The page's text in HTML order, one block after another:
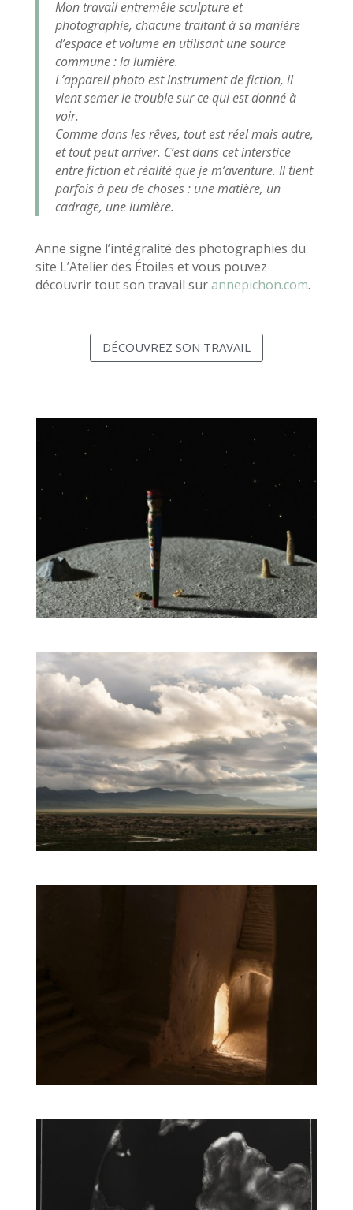
Mon travail entremêle sculpture et
photographie, chacune traitant à sa manière
d’espace et volume en utilisant une source
commune : la lumière.
L’appareil photo est instrument de fiction, il
vient semer le trouble sur ce qui est donné à
voir.
Comme dans les rêves, tout est réel mais autre,
et tout peut arriver. C’est dans cet interstice
entre fiction et réalité que je m’aventure. Il tient
parfois à peu de choses : une matière, un
cadrage, une lumière.
Anne signe l’intégralité des photographies du
site L’Atelier des Étoiles et vous pouvez
découvrir tout son travail surannepichon.com.
DÉCOUVREZ SON TRAVAIL